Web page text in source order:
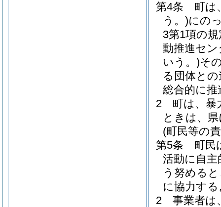
第4条
町は
う。)にの
3第1項の
動推進セ
いう。)そ
る団体と
総合的に
2
町は、暴
ときは、
(町民等の
第5条
町民
活動に自
う努める
に協力す
2
事業者は